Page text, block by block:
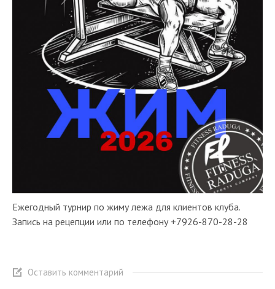
Ежегодный турнир по жиму лежа для клиентов клуба.
Запись на рецепции или по телефону +7926-870-28-28
Оставить комментарий